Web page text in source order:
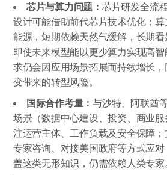
芯片与算力问题： 芯片研发全流
设计可能借助前代芯片技术优化；
能源，短期依赖天然气缓解，长期看
即使未来模型能以更少算力实现高
求仍会因应用场景拓展而持续增长
变带来的转型风险。
国际合作考量：与沙特、阿联酋
场景（数据中心建设、投资、商业
注运营主体、工作负载及安全保障
专家咨询、对接美国政府等方式应对
盖这类无形知识，仍需依赖人类专家